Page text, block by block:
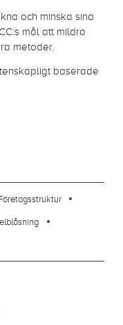
och minska sina
mål att mildra
metoder.
baserade